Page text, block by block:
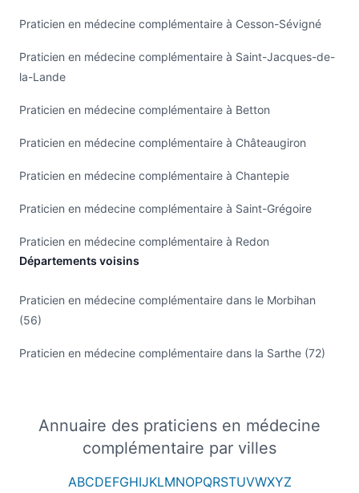
Praticien en médecine complémentaire à Cesson-Sévigné
Praticien en médecine complémentaire à Saint-Jacques-de-
la-Lande
Praticien en médecine complémentaire à Betton
Praticien en médecine complémentaire à Châteaugiron
Praticien en médecine complémentaire à Chantepie
Praticien en médecine complémentaire à Saint-Grégoire
Praticien en médecine complémentaire à Redon
Départements voisins
Praticien en médecine complémentaire dans le Morbihan
(56)
Praticien en médecine complémentaire dans la Sarthe (72)
Annuaire des praticiens en médecine
complémentaire par villes
ABCDEFGHIJKLMNOPQRSTUVWXYZ